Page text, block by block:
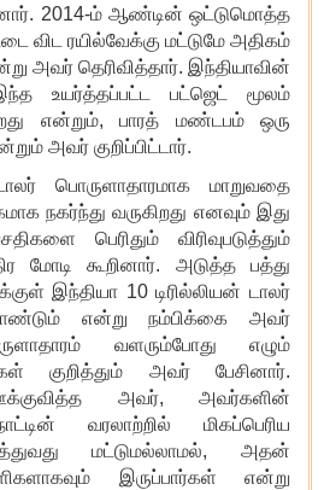
2014-ம் ஆண்டின் ஒட்டுமொத்த
விட ரயில்வேக்கு மட்டுமே அதிகம்
அவர் தெரிவித்தார். இந்தியாவின்
உயர்த்தப்பட்ட பட்ஜெட் மூலம்
என்றும், பாரத் மண்டபம் ஒரு
அவர் குறிப்பிட்டார்.
பொருளாதாரமாக மாறுவதை
நகர்ந்து வருகிறது எனவும் இது
பெரிதும் விரிவுபடுத்தும்
மோடி கூறினார். அடுத்த பத்து
இந்தியா 10 டிரில்லியன் டாலர்
என்று நம்பிக்கை அவர்
வளரும்போது எழும்
குறித்தும் அவர் பேசினார்.
அவர், அவர்களின்
வரலாற்றில் மிகப்பெரிய
மட்டுமல்லாமல், அதன்
இருப்பார்கள் என்று